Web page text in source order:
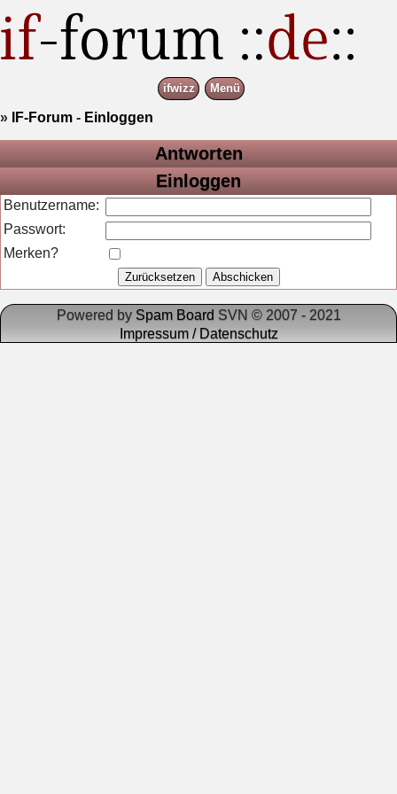
ifwizz Menü
» IF-Forum - Einloggen
Antworten
Einloggen
Benutzername:
Passwort:
Merken?
Powered by Spam Board SVN © 2007 - 2021
Impressum / Datenschutz